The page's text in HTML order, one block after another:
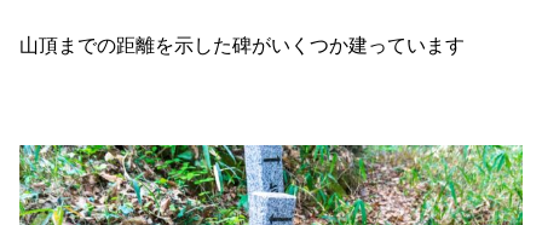
山頂までの距離を示した碑がいくつか建っています